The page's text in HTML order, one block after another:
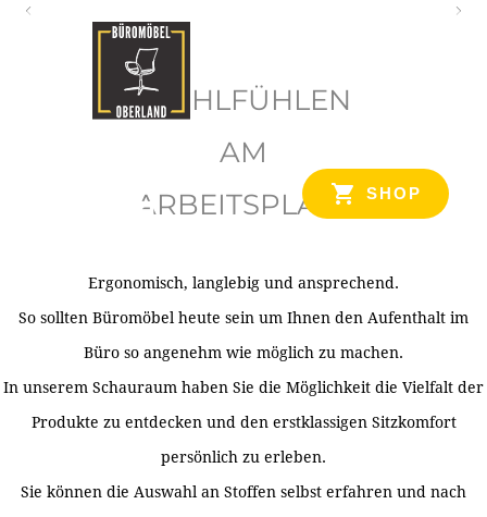
SHOP
WOHLFÜHLEN
AM
ARBEITSPLATZ
Ergonomisch, langlebig und ansprechend.
So sollten Büromöbel heute sein um Ihnen den Aufenthalt im
Büro so angenehm wie möglich zu machen.
In unserem Schauraum haben Sie die Möglichkeit die Vielfalt der
Produkte zu entdecken und den erstklassigen Sitzkomfort
persönlich zu erleben.
Sie können die Auswahl an Stoffen selbst erfahren und nach